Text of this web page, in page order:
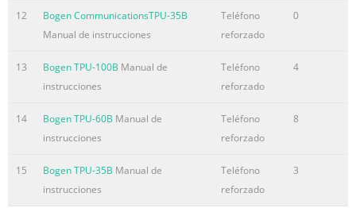
12
Bogen CommunicationsTPU-35B
Manual de instrucciones
Teléfono
reforzado
0
13 Bogen TPU-100B Manual de
instrucciones
Teléfono
reforzado
4
14 Bogen TPU-60B Manual de
instrucciones
Teléfono
reforzado
8
15 Bogen TPU-35B Manual de
instrucciones
Teléfono
reforzado
3